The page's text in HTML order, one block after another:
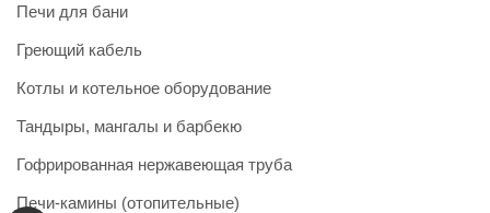
Печи для бани
Греющий кабель
Котлы и котельное оборудование
Тандыры, мангалы и барбекю
Гофрированная нержавеющая труба
Печи-камины (отопительные)